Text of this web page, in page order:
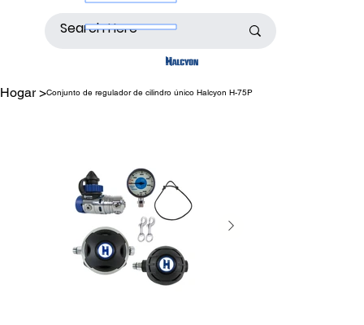
Hogar >Conjunto de regulador de cilindro único Halcyon H-75P